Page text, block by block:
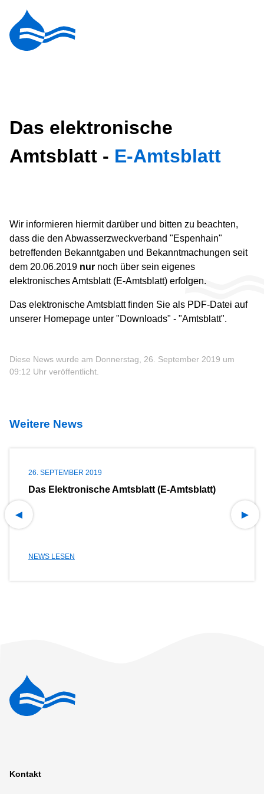
Das elektronische
Amtsblatt - E-Amtsblatt
Wir informieren hiermit darüber und bitten zu beachten,
dass die den Abwasserzweckverband "Espenhain"
betreffenden Bekanntgaben und Bekanntmachungen seit
dem 20.06.2019 nur noch über sein eigenes
elektronisches Amtsblatt (E-Amtsblatt) erfolgen.
Das elektronische Amtsblatt finden Sie als PDF-Datei auf
unserer Homepage unter "Downloads" - "Amtsblatt".
Diese News wurde am Donnerstag, 26. September 2019 um
09:12 Uhr veröffentlicht.
Weitere News
◄
26. SEPTEMBER 2019
Das Elektronische Amtsblatt (E-Amtsblatt)
NEWS LESEN
►
Kontakt